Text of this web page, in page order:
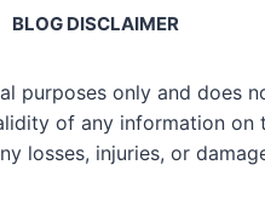
BLOG DISCLAIMER
only and does
of any information
losses, injuries, or